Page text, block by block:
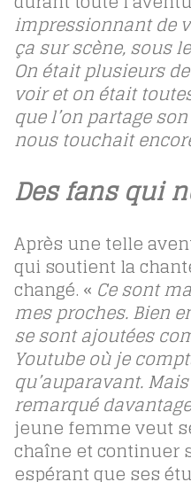
impressionnant de
ça sur scène, sous
On était plusieurs
voir et on était
que l’on partage
nous touchait
Des fans qui
Après une telle
qui soutient la
changé. « Ce sont
mes proches. Bien
se sont ajoutées
Youtube où je
qu’auparavant.
remarqué
jeune femme veut
chaîne et continuer
espérant que ses